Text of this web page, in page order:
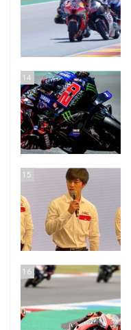
14
15
16